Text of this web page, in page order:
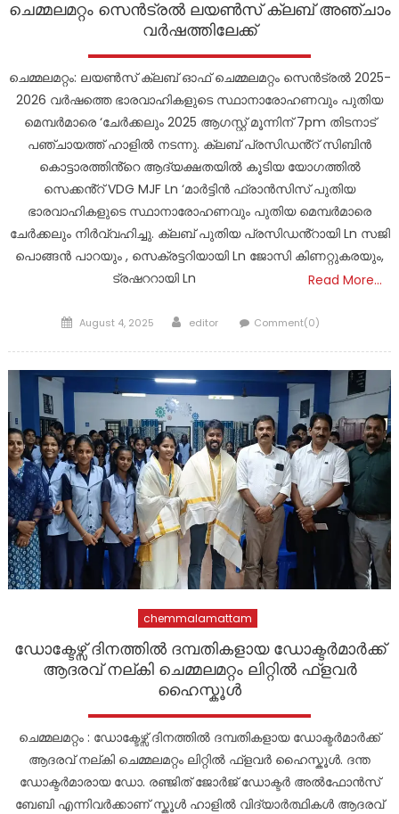
ചെമ്മലമറ്റം സെൻട്രൽ ലയൺസ് ക്ലബ് അഞ്ചാം
വർഷത്തിലേക്ക്
ചെമ്മലമറ്റം: ലയൺസ് ക്ലബ് ഓഫ് ചെമ്മലമറ്റം സെൻട്രൽ 2025-
2026 വർഷത്തെ ഭാരവാഹികളുടെ സ്ഥാനാരോഹണവും പുതിയ
മെമ്പർമാരെ ‘ചേർക്കലും 2025 ആഗസ്റ്റ് മൂന്നിന് 7pm തിടനാട്
പഞ്ചായത്ത് ഹാളിൽ നടന്നു. ക്ലബ് പ്രസിഡൻ്റ് സിബിൻ
കൊട്ടാരത്തിൻ്റെ ആദ്യക്ഷതയിൽ കൂടിയ യോഗത്തിൽ
സെക്കൻ്റ് VDG MJF Ln ‘മാർട്ടിൻ ഫ്രാൻസിസ് പുതിയ
ഭാരവാഹികളുടെ സ്ഥാനാരോഹണവും പുതിയ മെമ്പർമാരെ
ചേർക്കലും നിർവ്വഹിച്ചു. ക്ലബ് പുതിയ പ്രസിഡൻ്റായി Ln സജി
പൊങ്ങൻ പാറയും , സെക്രട്ടറിയായി Ln ജോസി കിണറ്റുകരയും,
ട്രഷററായി Ln
Read More…
Posted
August 4, 2025 Author
editor Comment(0)
chemmalamattam
ഡോക്ടേഴ്സ് ദിനത്തിൽ ദമ്പതികളായ ഡോക്ടർമാർക്ക്
ആദരവ് നല്കി ചെമ്മലമറ്റം ലിറ്റിൽ ഫ്ളവർ
ഹൈസ്കൂൾ
ചെമ്മലമറ്റം : ഡോക്ടേഴ്സ് ദിനത്തിൽ ദമ്പതികളായ ഡോക്ടർമാർക്ക്
ആദരവ് നല്കി ചെമ്മലമറ്റം ലിറ്റിൽ ഫ്ളവർ ഹൈസ്കൂൾ. ദന്ത
ഡോക്ടർമാരായ ഡോ. രഞ്ജിത് ജോർജ് ഡോക്ടർ അൽഫോൻസ്
ബേബി എന്നിവർക്കാണ് സ്കൂൾ ഹാളിൽ വിദ്യാർത്ഥികൾ ആദരവ്